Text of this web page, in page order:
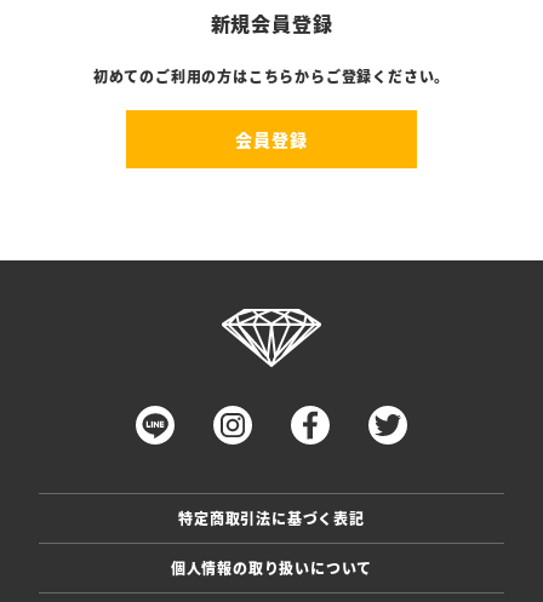
新規会員登録
初めてのご利用の方はこちらからご登録ください。
会員登録
特定商取引法に基づく表記
個人情報の取り扱いについて